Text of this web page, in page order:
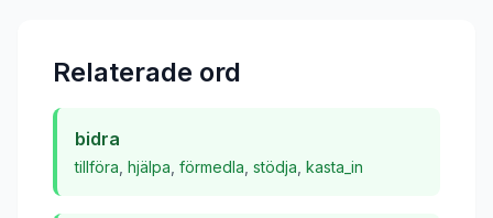
Relaterade ord
bidra
tillföra hjälpa förmedla stödja kasta_in